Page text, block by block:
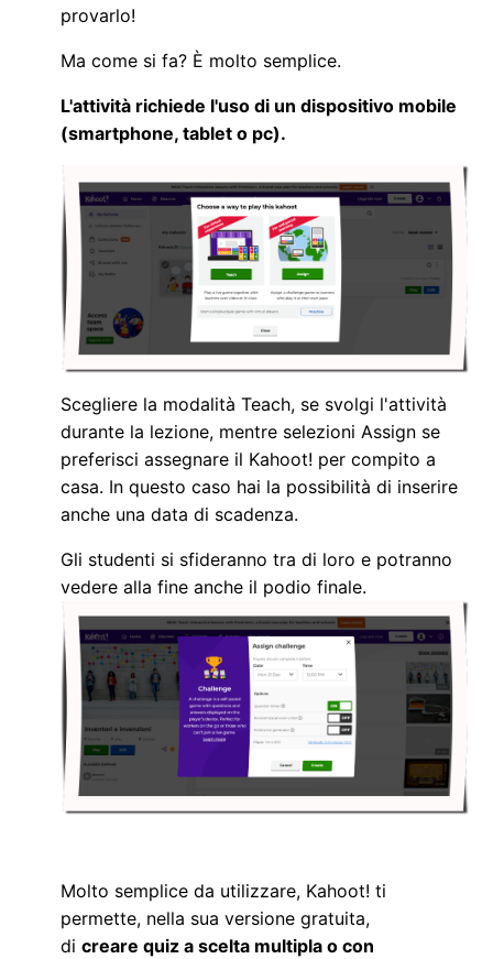
provarlo!
Ma come si fa? È molto semplice.
L'attività richiede l'uso di un dispositivo mobile
(smartphone, tablet o pc).
Scegliere la modalità Teach, se svolgi l'attività
durante la lezione, mentre selezioni Assign se
preferisci assegnare il Kahoot! per compito a
casa. In questo caso hai la possibilità di inserire
anche una data di scadenza.
Gli studenti si sfideranno tra di loro e potranno
vedere alla fine anche il podio finale.
Molto semplice da utilizzare, Kahoot! ti
permette, nella sua versione gratuita,
di creare quiz a scelta multipla o con